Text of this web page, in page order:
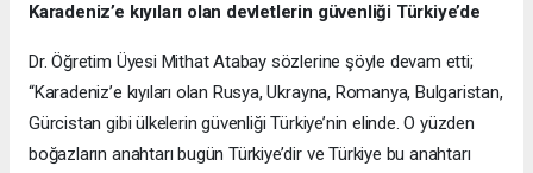
Karadeniz’e kıyıları olan devletlerin güvenliği Türkiye’de
Dr. Öğretim Üyesi Mithat Atabay sözlerine şöyle devam etti;
“Karadeniz’e kıyıları olan Rusya, Ukrayna, Romanya, Bulgaristan,
Gürcistan gibi ülkelerin güvenliği Türkiye’nin elinde. O yüzden
boğazların anahtarı bugün Türkiye’dir ve Türkiye bu anahtarı